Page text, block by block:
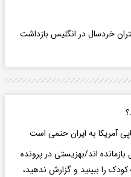
خردسال در انگلیس بازداشت
آمریکا به ایران حتمی است
اند/بهزیستی در پرونده
را ببینید و گزارش ندهید،